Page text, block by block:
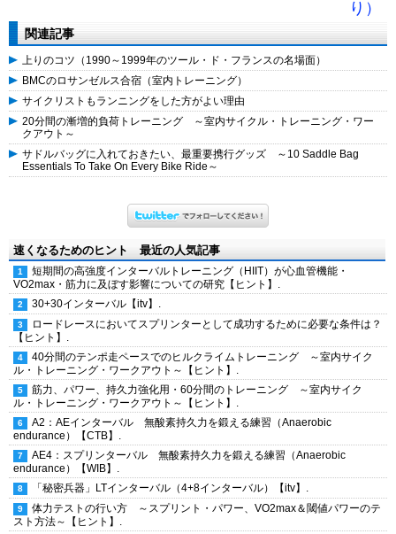
り）
関連記事
上りのコツ（1990～1999年のツール・ド・フランスの名場面）
BMCのロサンゼルス合宿（室内トレーニング）
サイクリストもランニングをした方がよい理由
20分間の漸増的負荷トレーニング ～室内サイクル・トレーニング・ワー
クアウト～
サドルバッグに入れておきたい、最重要携行グッズ ～10 Saddle Bag
Essentials To Take On Every Bike Ride～
速くなるためのヒント 最近の人気記事
短期間の高強度インターバルトレーニング（HIIT）が心血管機能・
VO2max・筋力に及ぼす影響についての研究【ヒント】.
30+30インターバル【itv】.
ロードレースにおいてスプリンターとして成功するために必要な条件は？
【ヒント】.
40分間のテンポ走ペースでのヒルクライムトレーニング ～室内サイク
ル・トレーニング・ワークアウト～【ヒント】.
筋力、パワー、持久力強化用・60分間のトレーニング ～室内サイク
ル・トレーニング・ワークアウト～【ヒント】.
A2：AEインターバル 無酸素持久力を鍛える練習（Anaerobic
endurance）【CTB】.
AE4：スプリンターバル 無酸素持久力を鍛える練習（Anaerobic
endurance）【WIB】.
「秘密兵器」LTインターバル（4+8インターバル）【itv】.
体力テストの行い方 ～スプリント・パワー、VO2max＆閾値パワーのテ
スト方法～【ヒント】.